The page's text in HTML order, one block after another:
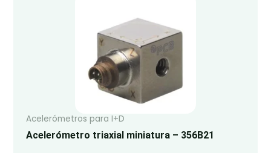
Acelerómetros para I+D
Acelerómetro triaxial miniatura – 356B21